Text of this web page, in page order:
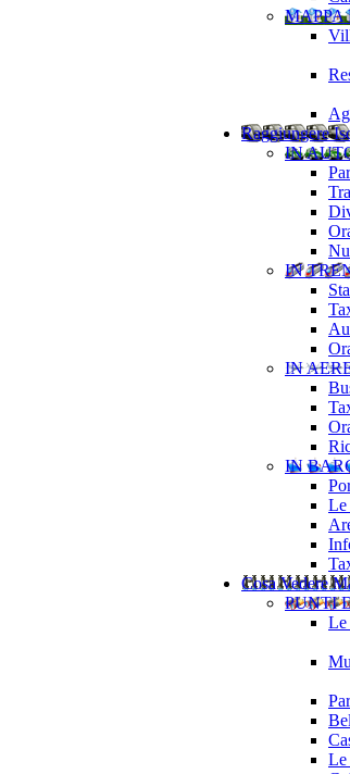
Raggiungere
IN
IN
IN
IN
Le
Cosa Vedere
PUNTI
Le
Le